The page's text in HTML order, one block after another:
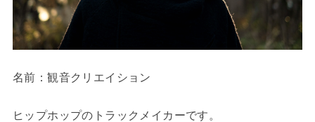
名前：観音クリエイション
ヒップホップのトラックメイカーです。